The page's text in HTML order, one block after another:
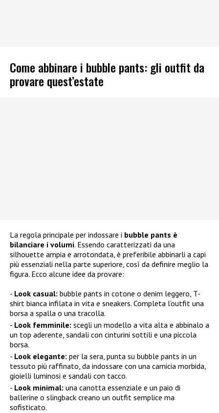
Come abbinare i bubble pants: gli outfit da
provare quest’estate
La regola principale per indossare i bubble pants è
bilanciare i volumi. Essendo caratterizzati da una
silhouette ampia e arrotondata, è preferibile abbinarli a capi
più essenziali nella parte superiore, così da definire meglio la
figura. Ecco alcune idee da provare:
Look casual: bubble pants in cotone o denim leggero, T-
shirt bianca infilata in vita e sneakers. Completa l’outfit una
borsa a spalla o una tracolla.
Look femminile: scegli un modello a vita alta e abbinalo a
un top aderente, sandali con cinturini sottili e una piccola
borsa.
Look elegante: per la sera, punta su bubble pants in un
tessuto più raffinato, da indossare con una camicia morbida,
gioielli luminosi e sandali con tacco.
Look minimal: una canotta essenziale e un paio di
ballerine o slingback creano un outfit semplice ma
sofisticato.